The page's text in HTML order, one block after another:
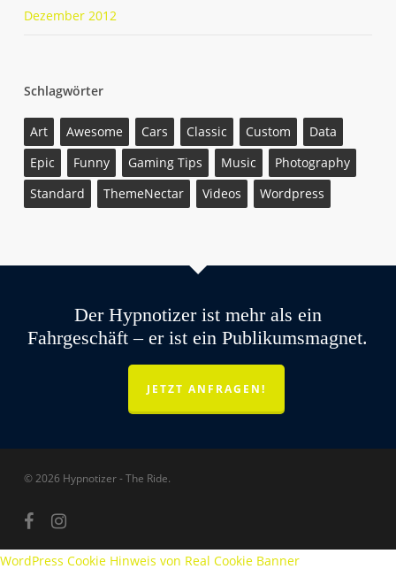
Dezember 2012
Schlagwörter
Art Awesome Cars Classic Custom
Data
Epic
Funny Gaming Tips Music
Photography
Standard
ThemeNectar Videos Wordpress
Der Hypnotizer ist mehr als ein
Fahrgeschäft – er ist ein Publikumsmagnet.
JETZT ANFRAGEN!
© 2026 Hypnotizer - The Ride.
facebookinstagram
WordPress Cookie Hinweis von Real Cookie Banner